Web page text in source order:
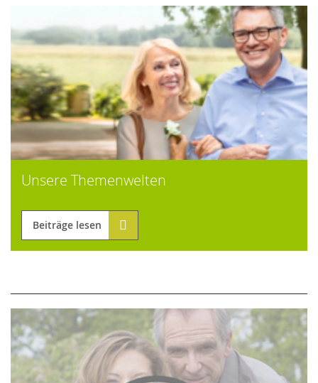
Unsere Themenwelten
Beiträge lesen